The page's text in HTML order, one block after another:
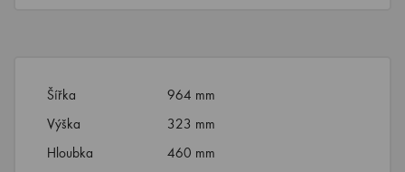
Šířka
964 mm
Výška
323 mm
Hloubka
460 mm